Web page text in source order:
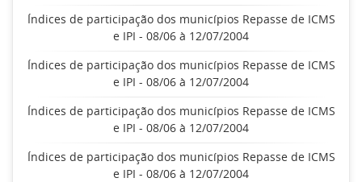
Índices de participação dos municípios Repasse de ICMS
e IPI - 08/06 à 12/07/2004
Índices de participação dos municípios Repasse de ICMS
e IPI - 08/06 à 12/07/2004
Índices de participação dos municípios Repasse de ICMS
e IPI - 08/06 à 12/07/2004
Índices de participação dos municípios Repasse de ICMS
e IPI - 08/06 à 12/07/2004